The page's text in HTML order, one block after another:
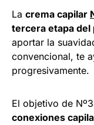
La crema capilar
tercera etapa del
aportar la
convencional, te
progresivamente.
El objetivo de
conexiones